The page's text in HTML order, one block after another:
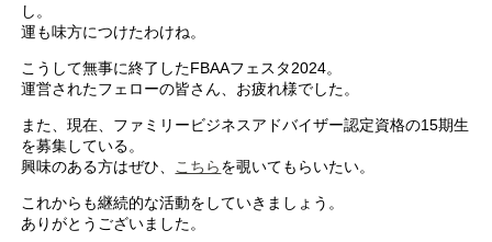
し。
運も味方につけたわけね。
こうして無事に終了したFBAAフェスタ2024。
運営されたフェローの皆さん、お疲れ様でした。
また、現在、ファミリービジネスアドバイザー認定資格の15期生
を募集している。
興味のある方はぜひ、 こちらを覗いてもらいたい。
これからも継続的な活動をしていきましょう。
ありがとうございました。